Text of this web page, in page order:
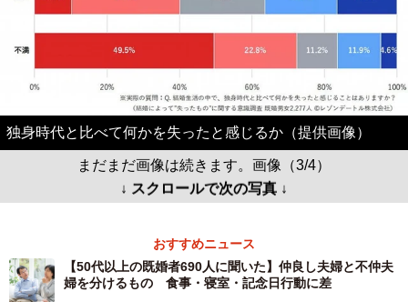
独身時代と比べて何かを失ったと感じるか（提供画像）
まだまだ画像は続きます。画像（3/4）
↓ スクロールで次の写真 ↓
おすすめニュース
【50代以上の既婚者690人に聞いた】仲良し夫婦と不仲夫
婦を分けるもの 食事・寝室・記念日行動に差